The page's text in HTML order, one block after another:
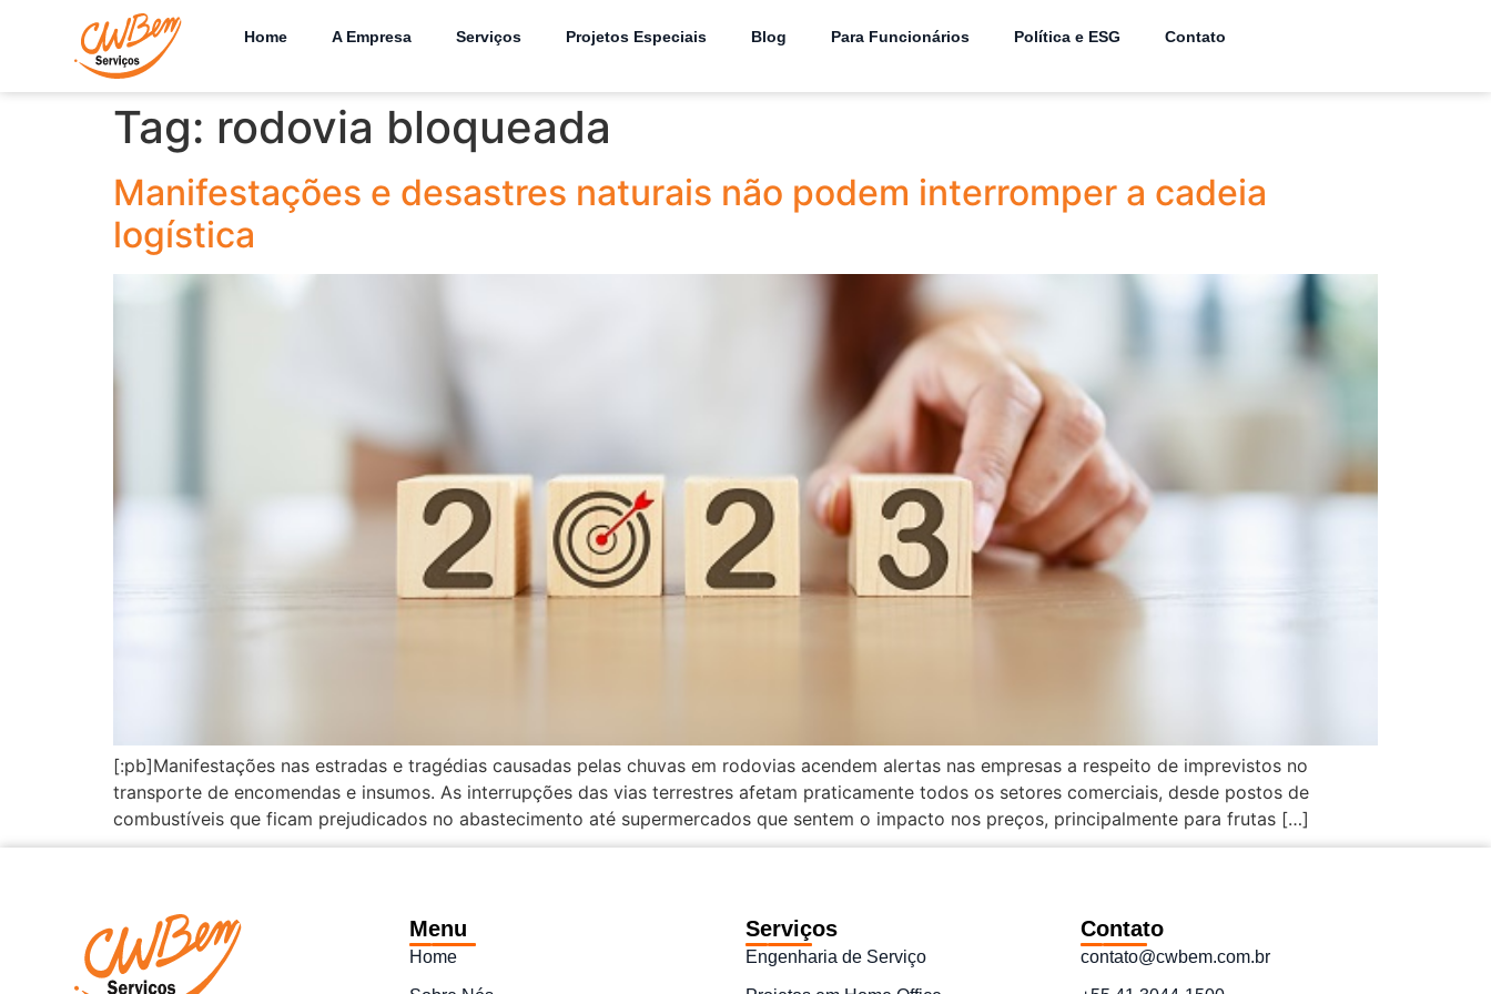
Home A Empresa Serviços Projetos Especiais Blog Para Funcionários Política e ESG Contato
Tag: rodovia bloqueada
Manifestações e desastres naturais não podem interromper a cadeia
logística
[:pb]Manifestações nas estradas e tragédias causadas pelas chuvas em rodovias acendem alertas nas empresas a respeito de imprevistos no
transporte de encomendas e insumos. As interrupções das vias terrestres afetam praticamente todos os setores comerciais, desde postos de
combustíveis que ficam prejudicados no abastecimento até supermercados que sentem o impacto nos preços, principalmente para frutas […]
Menu
Home
Serviços
Engenharia de Serviço
Contato
contato@cwbem.com.br